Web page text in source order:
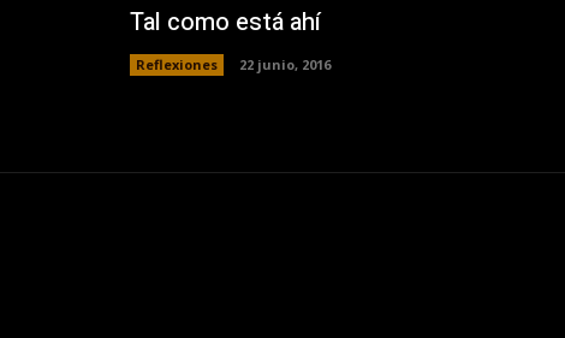
Tal como está ahí
Reflexiones 22 junio, 2016